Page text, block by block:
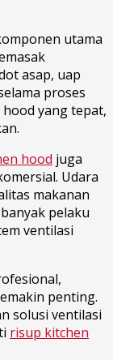
utama
asap, uap
proses
yang tepat,
hood juga
Udara
makanan
pelaku
ventilasi
penting.
solusi ventilasi
risup kitchen